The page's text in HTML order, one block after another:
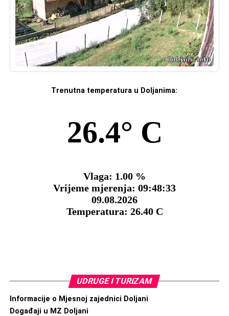
Trenutna temperatura u Doljanima:
UDRUGE I TURIZAM
Informacije o Mjesnoj zajednici Doljani
Događaji u MZ Doljani